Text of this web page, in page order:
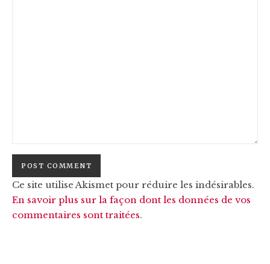
Ce site utilise Akismet pour réduire les indésirables.
En savoir plus sur la façon dont les données de vos
commentaires sont traitées.